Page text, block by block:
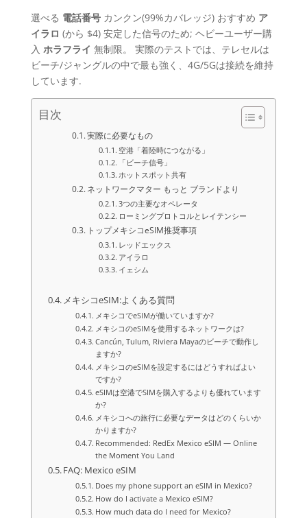
選べる 電話番号カンクン(99%カバレッジ) おすすめ ア
イラロ (から $4) 安定した信号のため; ヘビーユーザー購
入 ホラフライ 無制限。 実際のテストでは、テレセルは
ビーチ/ジャングルの中で最も強く、4G/5Gは接続を維持
しています.
目次
実際に必要なもの
空港「着陸時につながる」
「ビーチ信号」
ホットスポット共有
ネットワークマター もっと ブランドより
3つの主要なオペレータ
ローミングプロトコルとレイテンシー
トップメキシコeSIM推奨事項
レッドエックス
アイラロ
イェシム
メキシコeSIM:よくある質問
メキシコでeSIMが働いていますか?
メキシコのeSIMを使用するネットワークは?
Cancún, Tulum, Riviera Mayaのビーチで動作し
ますか?
メキシコのeSIMを設定するにはどうすればよい
ですか?
eSIMは空港でSIMを購入するよりも優れています
か?
メキシコへの旅行に必要なデータはどのくらいか
かりますか?
Recommended: RedEx Mexico eSIM — Online
the Moment You Land
FAQ: Mexico eSIM
Does my phone support an eSIM in Mexico?
How do I activate a Mexico eSIM?
How much data do I need for Mexico?